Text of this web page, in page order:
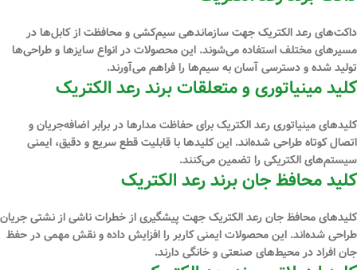
داکت‌های رعد الکتریک جهت سازماندهی سیم‌کشی و محافظت از کابل‌ها در
مسیرهای مختلف استفاده می‌شوند. این محصولات در انواع سایزها و طراحی‌ها
تولید شده و دسترسی آسان به سیم‌ها را فراهم می‌آورند.
کلید مینیاتوری و متعلقات برند رعد الکتریک
کلیدهای مینیاتوری رعد الکتریک برای حفاظت مدارها در برابر اضافه‌جریان و
اتصال کوتاه طراحی شده‌اند. این کلیدها با قابلیت قطع سریع و دقیق، ایمنی
سیستم‌های الکتریکی را تضمین می‌کنند.
کلید محافظ جان برند رعد الکتریک
کلیدهای محافظ جان رعد الکتریک جهت پیشگیری از خطرات ناشی از نشتی جریان
طراحی شده‌اند. این محصولات ایمنی کاربر را افزایش داده و نقش مهمی در حفظ
جان افراد در محیط‌های صنعتی و خانگی دارند.